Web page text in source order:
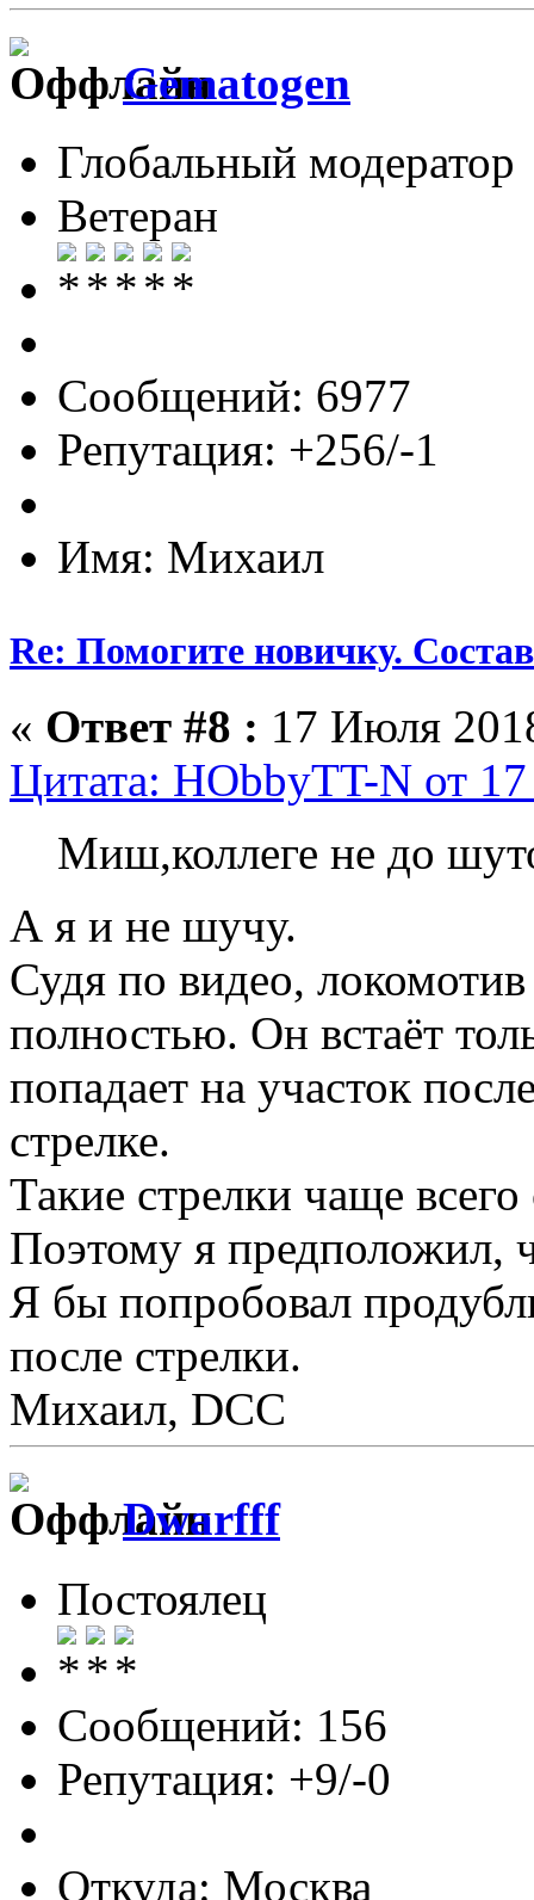
Gematogen
Глобальный модератор
Ветеран
Сообщений: 6977
Репутация: +256/-1
Имя: Михаил
Re: Помогите новичку.
« Ответ #8 : 17 Июля
Цитата: HObbyTT-N от
Миш,коллеге не до
А я и не шучу.
Судя по видео,
полностью. Он встаёт
попадает на участок
стрелке.
Такие стрелки чаще всего
Поэтому я предположил,
Я бы попробовал
после стрелки.
Михаил, DCC
Dwarfff
Постоялец
Сообщений: 156
Репутация: +9/-0
Откуда: Москва